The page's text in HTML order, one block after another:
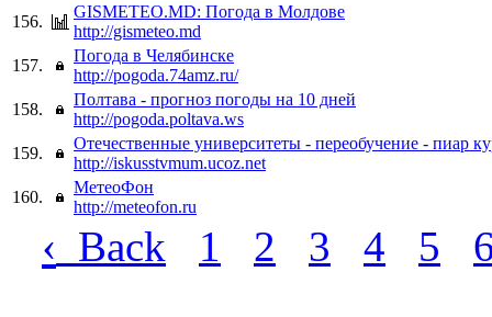
156.
GISMETEO.MD: Погода в Молдове
http://gismeteo.md
157.
Погода в Челябинске
http://pogoda.74amz.ru/
158.
Полтава - прогноз погоды на 10 дней
http://pogoda.poltava.ws
159.
Отечественные университеты - переобучение - пиар
http://iskusstvmum.ucoz.net
160.
МетеоФон
http://meteofon.ru
‹ Back 1 2 3 4 5